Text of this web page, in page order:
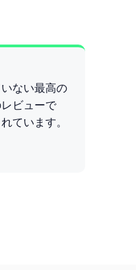
ない最高の
ビューで
ています。